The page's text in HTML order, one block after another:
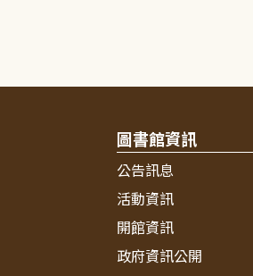
圖書館資訊
公告訊息
活動資訊
開館資訊
政府資訊公開